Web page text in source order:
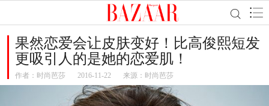
果然恋爱会让皮肤变好！比高俊熙短发
更吸引人的是她的恋爱肌！
作者： 时尚芭莎 2016-11-22 来源：时尚芭莎